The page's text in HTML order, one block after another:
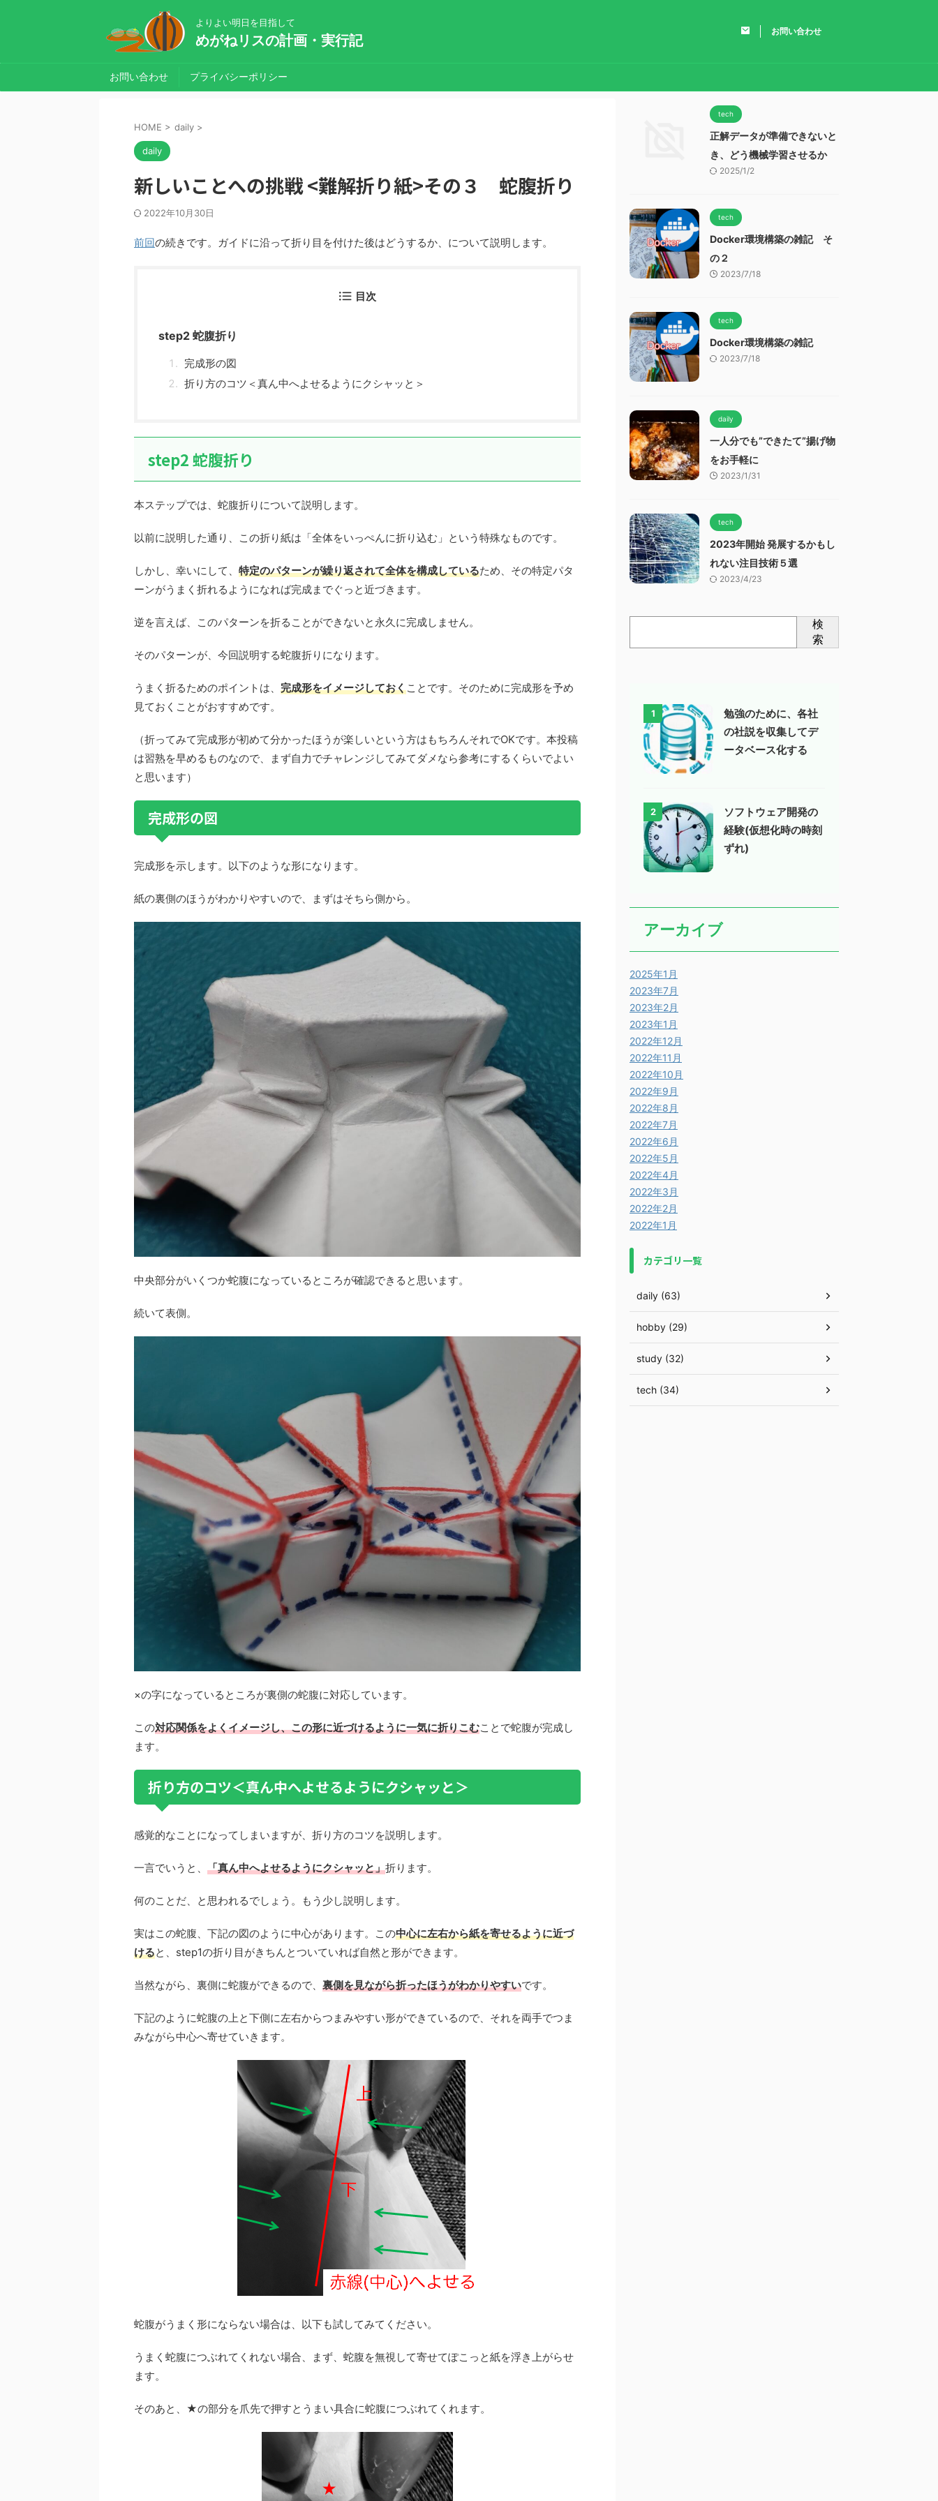
よりよい明日を目指して
めがねリスの計画・実行記
お問い合わせ
お問い合わせ プライバシーポリシー
HOME > daily >
daily
新しいことへの挑戦 <難解折り紙>その３ 蛇腹折り
2022年10月30日
前回の続きです。ガイドに沿って折り目を付けた後はどうするか、について説明します。
目次
step2 蛇腹折り
完成形の図
折り方のコツ＜真ん中へよせるようにクシャッと＞
step2 蛇腹折り
本ステップでは、蛇腹折りについて説明します。
以前に説明した通り、この折り紙は「全体をいっぺんに折り込む」という特殊なものです。
しかし、幸いにして、 特定のパターンが繰り返されて全体を構成しているため、その特定パタ
ーンがうまく折れるようになれば完成までぐっと近づきます。
逆を言えば、このパターンを折ることができないと永久に完成しません。
そのパターンが、今回説明する蛇腹折りになります。
うまく折るためのポイントは、 完成形をイメージしておくことです。そのために完成形を予め
見ておくことがおすすめです。
（折ってみて完成形が初めて分かったほうが楽しいという方はもちろんそれでOKです。本投稿
は習熟を早めるものなので、まず自力でチャレンジしてみてダメなら参考にするくらいでよい
と思います）
完成形の図
完成形を示します。以下のような形になります。
紙の裏側のほうがわかりやすいので、まずはそちら側から。
中央部分がいくつか蛇腹になっているところが確認できると思います。
続いて表側。
×の字になっているところが裏側の蛇腹に対応しています。
この対応関係をよくイメージし、この形に近づけるように一気に折りこむことで蛇腹が完成し
ます。
折り方のコツ＜真ん中へよせるようにクシャッと＞
感覚的なことになってしまいますが、折り方のコツを説明します。
一言でいうと、 「真ん中へよせるようにクシャッと」折ります。
何のことだ、と思われるでしょう。もう少し説明します。
実はこの蛇腹、下記の図のように中心があります。この中心に左右から紙を寄せるように近づ
けると、step1の折り目がきちんとついていれば自然と形ができます。
当然ながら、裏側に蛇腹ができるので、 裏側を見ながら折ったほうがわかりやすいです。
下記のように蛇腹の上と下側に左右からつまみやすい形ができているので、それを両手でつま
みながら中心へ寄せていきます。
蛇腹がうまく形にならない場合は、以下も試してみてください。
うまく蛇腹につぶれてくれない場合、まず、蛇腹を無視して寄せてぽこっと紙を浮き上がらせ
ます。
そのあと、★の部分を爪先で押すとうまい具合に蛇腹につぶれてくれます。
tech
正解データが準備できないと
き、どう機械学習させるか
2025/1/2
tech
Docker環境構築の雑記 そ
の２
2023/7/18
tech
Docker環境構築の雑記
2023/7/18
daily
一人分でも”できたて”揚げ物
をお手軽に
2023/1/31
tech
2023年開始 発展するかもし
れない注目技術５選
2023/4/23
検
索
1
勉強のために、各社
の社説を収集してデ
ータベース化する
2
ソフトウェア開発の
経験(仮想化時の時刻
ずれ)
アーカイブ
2025年1月
2023年7月
2023年2月
2023年1月
2022年12月
2022年11月
2022年10月
2022年9月
2022年8月
2022年7月
2022年6月
2022年5月
2022年4月
2022年3月
2022年2月
2022年1月
カテゴリ一覧
daily (63)
hobby (29)
study (32)
tech (34)